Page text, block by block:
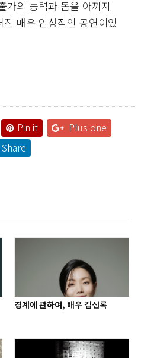
가의 능력과 몸을 아끼지
매우 인상적인 공연이었
Pin it
Plus one
Share
경계에 관하여, 배우 김신록